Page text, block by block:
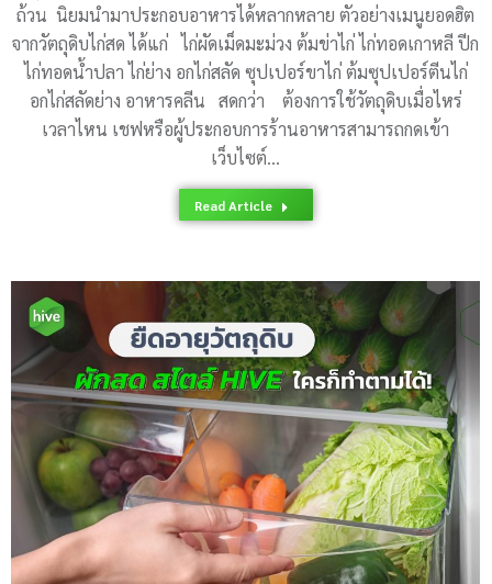
ถ้วน นิยมนำมาประกอบอาหารได้หลากหลาย ตัวอย่างเมนูยอดฮิต
จากวัตถุดิบไก่สด ได้แก่ ไก่ผัดเม็ดมะม่วง ต้มข่าไก่ ไก่ทอดเกาหลี ปีก
ไก่ทอดน้ำปลา ไก่ย่าง อกไก่สลัด ซุปเปอร์ขาไก่ ต้มซุปเปอร์ตีนไก่
อกไก่สลัดย่าง อาหารคลีน สดกว่า ต้องการใช้วัตถุดิบเมื่อไหร่
เวลาไหน เชฟหรือผู้ประกอบการร้านอาหารสามารถกดเข้า
เว็บไซต์…
Read Article